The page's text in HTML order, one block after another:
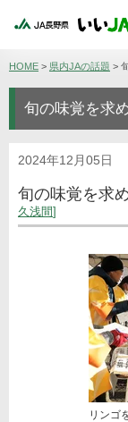
HOME > 県内JAの話題 >
旬の味覚を求
2024年12月05日
旬の味覚を求
久浅間
リンゴ